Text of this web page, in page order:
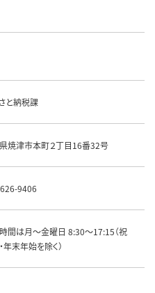
と納税課
焼津市本町２丁目16番32号
9406
間は月～金曜日 8:30～17:15（祝
年末年始を除く）